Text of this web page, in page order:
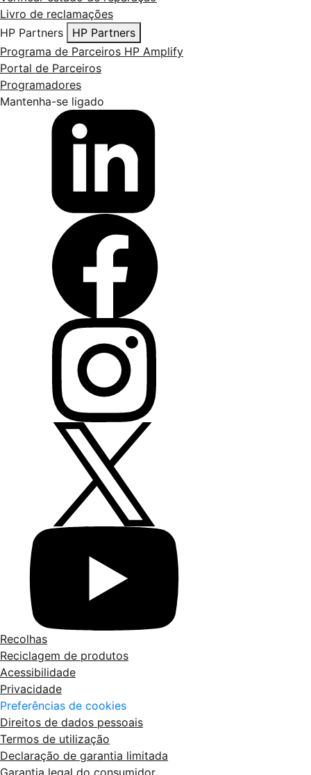
Livro de reclamações
HP Partners
HP Partners
Programa de Parceiros HP Amplify
Portal de Parceiros
Programadores
Mantenha-se ligado
Recolhas
Reciclagem de produtos
Acessibilidade
Privacidade
Preferências de cookies
Direitos de dados pessoais
Termos de utilização
Declaração de garantia limitada
Garantia legal do consumidor